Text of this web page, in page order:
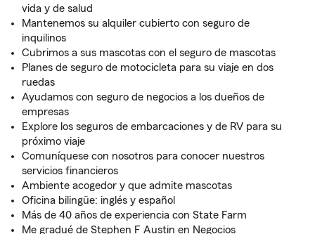
vida y de salud
Mantenemos su alquiler cubierto con seguro de
inquilinos
Cubrimos a sus mascotas con el seguro de mascotas
Planes de seguro de motocicleta para su viaje en dos
ruedas
Ayudamos con seguro de negocios a los dueños de
empresas
Explore los seguros de embarcaciones y de RV para su
próximo viaje
Comuníquese con nosotros para conocer nuestros
servicios financieros
Ambiente acogedor y que admite mascotas
Oficina bilingüe: inglés y español
Más de 40 años de experiencia con State Farm
Me gradué de Stephen F Austin en Negocios